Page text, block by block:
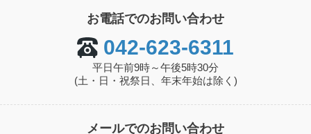
お電話でのお問い合わせ
042-623-6311
平日午前9時～午後5時30分
(土・日・祝祭日、年末年始は除く)
メールでのお問い合わせ